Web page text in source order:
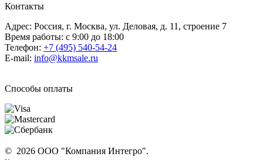
Контакты
Адрес: Россия, г. Москва, ул. Деловая, д. 11, строение 7
Время работы: с 9:00 до 18:00
Телефон: +7 (495) 540-54-24
E-mail: info@kkmsale.ru
Способы оплаты
© 2026 ООО "Компания Интегро".